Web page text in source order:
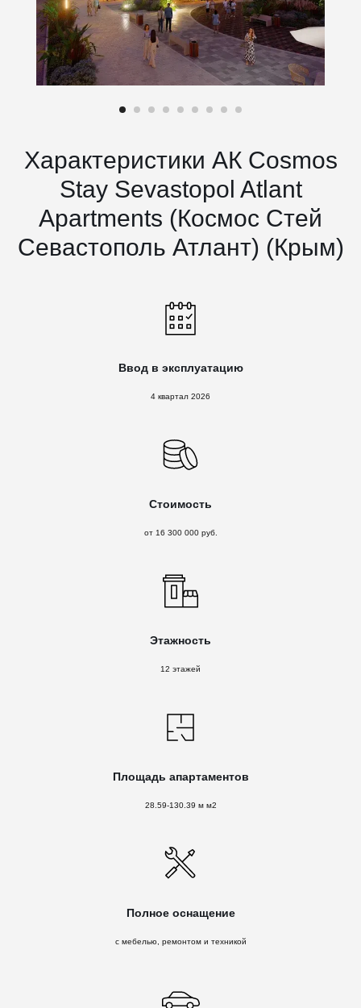
Характеристики АК Cosmos
Stay Sevastopol Atlant
Apartments (Космос Стей
Севастополь Атлант) (Крым)
Ввод в эксплуатацию
4 квартал 2026
Стоимость
от 16 300 000 руб.
Этажность
12 этажей
Площадь апартаментов
28.59-130.39 м м2
Полное оснащение
с мебелью, ремонтом и техникой